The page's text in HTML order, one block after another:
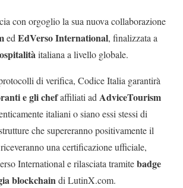
con orgoglio la sua nuova collaborazione
edEdVerso International, finalizzata a
ospitalitàitaliana a livello globale.
di verifica, Codice Italia garantirà
e gli chefaffiliati adAdviceTourism
italiani o siano essi stessi di
che supereranno positivamente il
una certificazione ufficiale,
International e rilasciata tramitebadge
blockchaindi LutinX.com.